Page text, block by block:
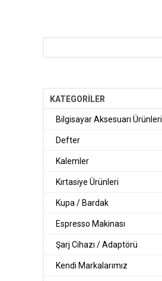
KATEGORİLER
Bilgisayar Aksesuarı Ürünleri
Defter
Kalemler
Kırtasiye Ürünleri
Kupa / Bardak
Espresso Makinası
Şarj Cihazı / Adaptörü
Kendi Markalarımız